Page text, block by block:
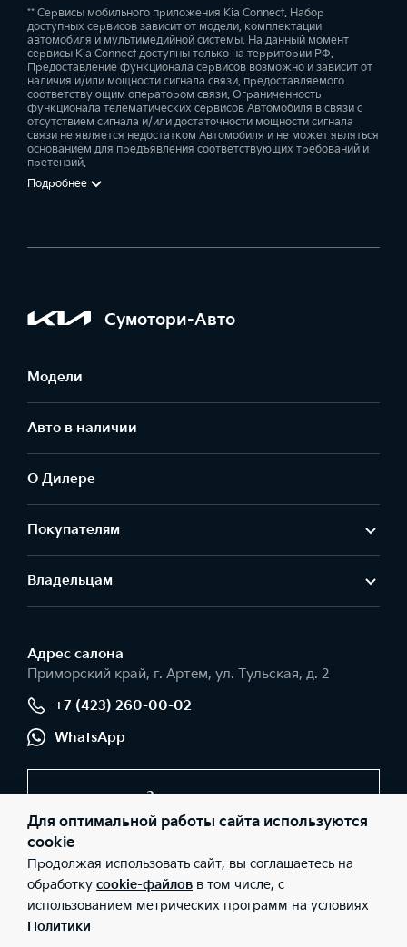
** Сервисы мобильного приложения Kia Connect. Набор
доступных сервисов зависит от модели, комплектации
автомобиля и мультимедийной системы. На данный момент
сервисы Kia Connect доступны только на территории РФ.
Предоставление функционала сервисов возможно и зависит от
наличия и/или мощности сигнала связи, предоставляемого
соответствующим оператором связи. Ограниченность
функционала телематических сервисов Автомобиля в связи с
отсутствием сигнала и/или достаточности мощности сигнала
связи не является недостатком Автомобиля и не может являться
основанием для предъявления соответствующих требований и
претензий.
Подробнее
Сумотори-Авто
Модели
Авто в наличии
О Дилере
Покупателям
Владельцам
Адрес салонa
Приморский край, г. Артем, ул. Тульская, д. 2
+7 (423) 260-00-02
WhatsApp
Заказать звонок
© 2026 Юридические лица ООО «Сумотори-Авто» (Фактический
адрес: Приморский край, г. Артем, ул. Тульская, д. 2; Телефон:
+7 (423) 260-00-02; ИНН: 2502040508; ОГРН: 1102502000017),
ООО «Киа Россия и СНГ» (Фактический адрес: г.Москва, Валовая
26; Телефон: 8 800 301 08 80; ИНН: 7728674093; ОГРН:
5087746291760) ведут деятельность на территории РФ в
Для оптимальной работы сайта используются
cookie
Продолжая использовать сайт, вы соглашаетесь на
обработку cookie-файлов в том числе, с
использованием метрических программ на условиях
Политики